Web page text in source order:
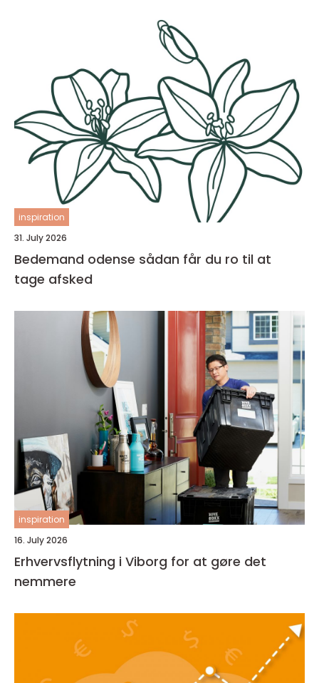
inspiration
31. July 2026
Bedemand odense sådan får du ro til at
tage afsked
inspiration
16. July 2026
Erhvervsflytning i Viborg for at gøre det
nemmere